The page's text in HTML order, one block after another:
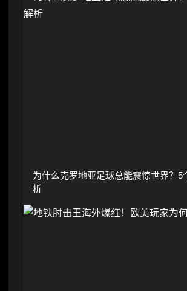
为什么克罗地亚足球总能震惊世界？5
析